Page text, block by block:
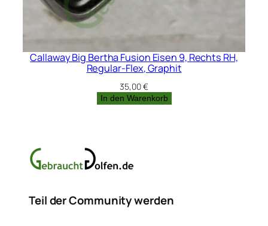
Callaway Big Bertha Fusion Eisen 9, Rechts RH,
Regular-Flex, Graphit
35,00€
In den Warenkorb
Teil der Community werden